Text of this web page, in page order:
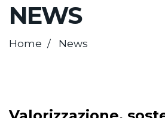
NEWS
Home News
13/12/2023